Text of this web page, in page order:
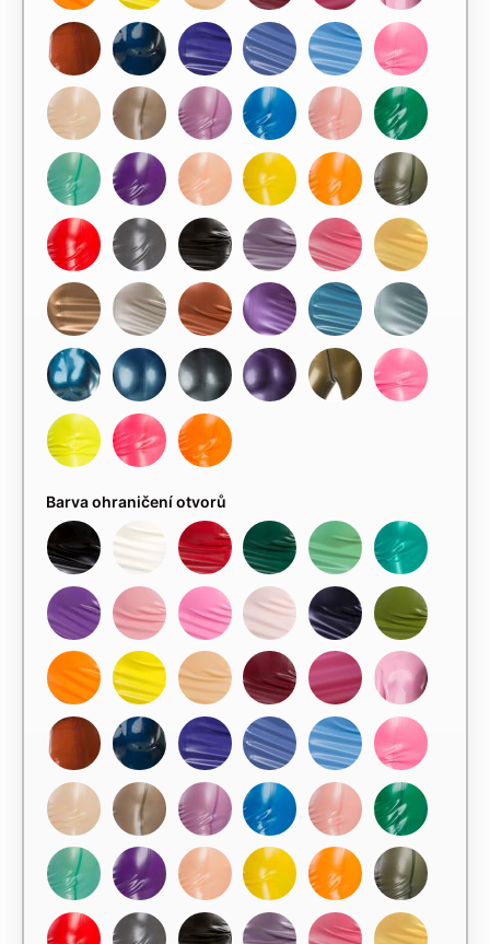
Barva ohraničení otvorů